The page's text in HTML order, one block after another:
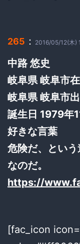
265 ： 2016/05/12(木)
中路 悠史
岐阜県 岐阜市
岐阜県 岐阜市
誕生日 1979年
好きな言葉
危険だ、とい
なのだ。
https://
[fac_icon